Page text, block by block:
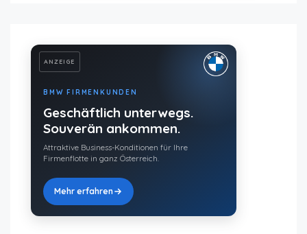
ANZEIGE
BMW FIRMENKUNDEN
Geschäftlich unterwegs.
Souverän ankommen.
Attraktive Business-Konditionen für Ihre
Firmenflotte in ganz Österreich.
Mehr erfahren